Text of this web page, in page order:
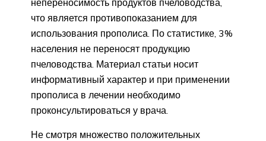
что является противопоказанием для
использования прополиса. По статистике, 3%
населения не переносят продукцию
пчеловодства. Материал статьи носит
информативный характер и при применении
прополиса в лечении необходимо
проконсультироваться у врача.
Не смотря множество положительных